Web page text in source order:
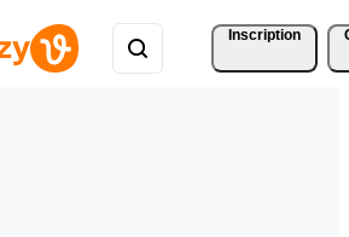
Inscription